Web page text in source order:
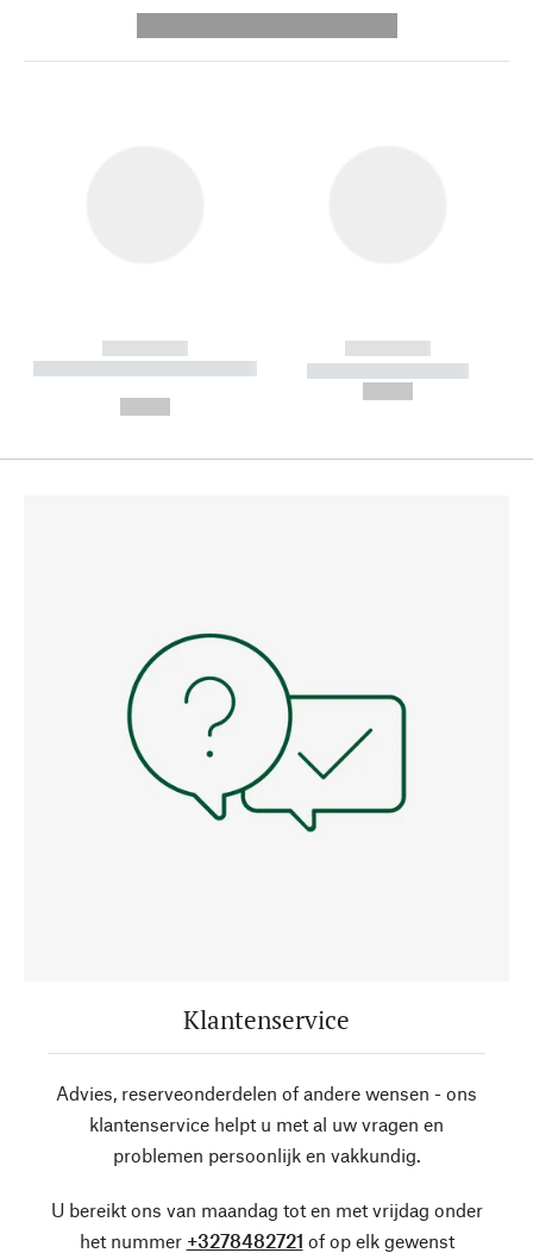
------------
----------- ----------- --------
------------
----------- -----------
Klantenservice
Advies, reserveonderdelen of andere wensen - ons
klantenservice helpt u met al uw vragen en
problemen persoonlijk en vakkundig.
U bereikt ons van maandag tot en met vrijdag onder
het nummer +3278482721 of op elk gewenst